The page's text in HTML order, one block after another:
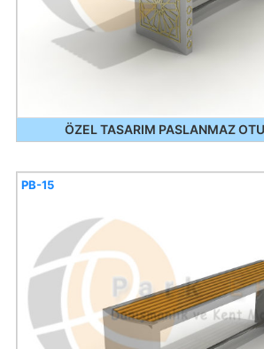
ÖZEL TASARIM PASLANMAZ
PB-15